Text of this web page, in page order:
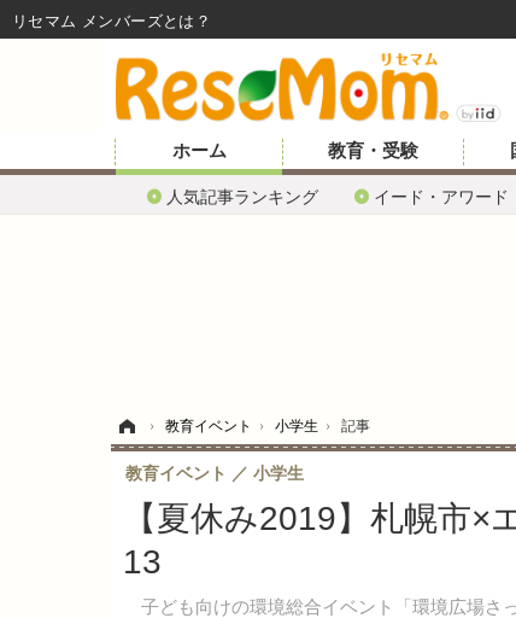
ホーム
人気記事ランキング イード・アワード
教育・受験
› 教育イベント › 小学生 › 記事
【夏休み2019】札幌市
13
子ども向けの環境総合イベント「環境広場さ
教育イベント 小学生
リセマム メンバーズ